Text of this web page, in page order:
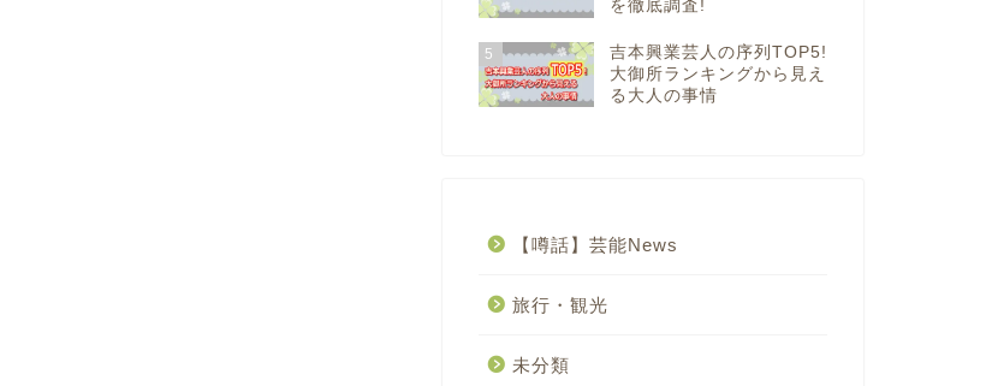
を徹底調査!
5
吉本興業芸人の序列TOP5!
大御所ランキングから見え
る大人の事情
【噂話】芸能News
旅行・観光
未分類